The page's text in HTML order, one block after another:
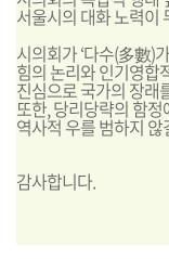
서울시의 대화 노력이
시의회가 ‘다수(多數)
힘의 논리와 인기영합
진심으로 국가의 장래
또한, 당리당략의 함
역사적 우를 범하지 않
감사합니다.